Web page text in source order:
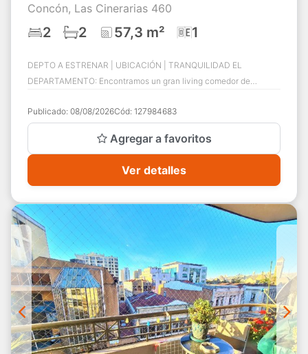
Concón, Las Cinerarias 460
2 2 57,3 m² 1
DEPTO A ESTRENAR | UBICACIÓN | TRANQUILIDAD EL
DEPARTAMENTO: Encontramos un gran living comedor de
Publicado: 08/08/2026Cód: 127984683
Agregar a favoritos
Ver detalles